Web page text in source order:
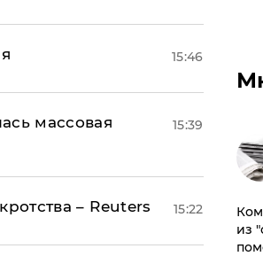
15:46
массовая
15:39
– Reuters 15:22
из